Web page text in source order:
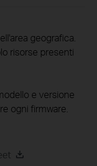
geografica.
risorse presenti
e versione
ogni firmware.